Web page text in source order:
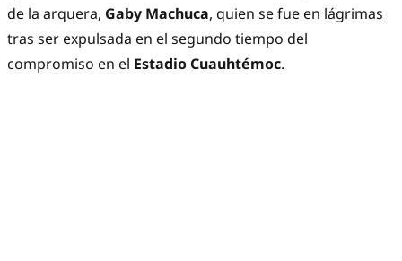
de la arquera, Gaby Machuca, quien se fue en lágrimas
tras ser expulsada en el segundo tiempo del
compromiso en el Estadio Cuauhtémoc.